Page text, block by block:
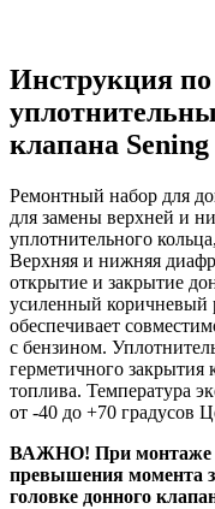
Инструкция по
клапана
Ремонтный набор для
для замены верхней и
уплотнительного
Верхняя и нижняя
открытие и закрытие
усиленный коричневый
обеспечивает
с бензином.
герметичного закрытия
топлива. Температура
от -40 до +70 градусов
ВАЖНО! При монтаже
превышения момента
головке донного